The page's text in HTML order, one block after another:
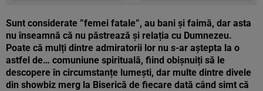
Sunt considerate ”femei fatale”, au bani și faimă, dar asta
nu înseamnă că nu păstrează și relația cu Dumnezeu.
Poate că mulți dintre admiratorii lor nu s-ar aștepta la o
astfel de… comuniune spirituală, fiind obișnuiți să le
descopere în circumstanțe lumești, dar multe dintre divele
din showbiz merg la Biserică de fiecare dată când simt că